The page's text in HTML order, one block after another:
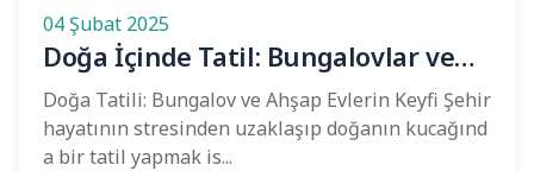
04 Şubat 2025
Doğa İçinde Tatil: Bungalovlar ve
Ahşap Evler
Doğa Tatili: Bungalov ve Ahşap Evlerin Keyfi Şehir
hayatının stresinden uzaklaşıp doğanın kucağınd
a bir tatil yapmak is...